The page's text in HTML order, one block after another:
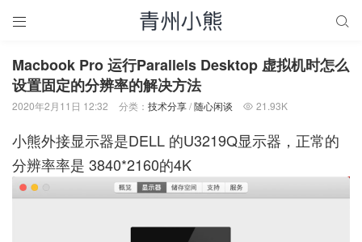
 
Macbook Pro 运行Parallels Desktop 虚拟机时怎么
设置固定的分辨率的解决方法
2020年2月11日 12:32 分类： 技术分享/随心闲谈  21.93K
小熊外接显示器是DELL 的U3219Q显示器，正常的
分辨率率是 3840*2160的4K